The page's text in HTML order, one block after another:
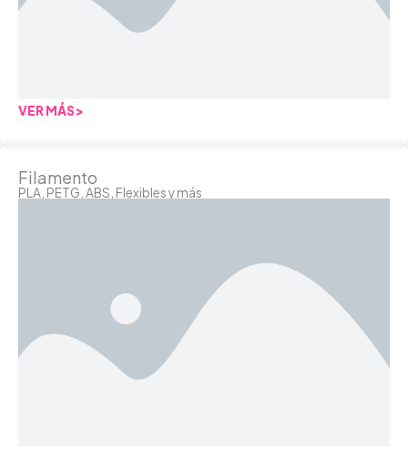
VER MÁS>
Filamento
PLA, PETG, ABS, Flexibles y más